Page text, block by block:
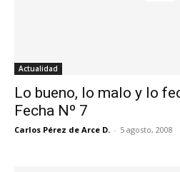
Actualidad
Lo bueno, lo malo y lo
Fecha Nº 7
Carlos Pérez de Arce D. - 5 agosto, 2008